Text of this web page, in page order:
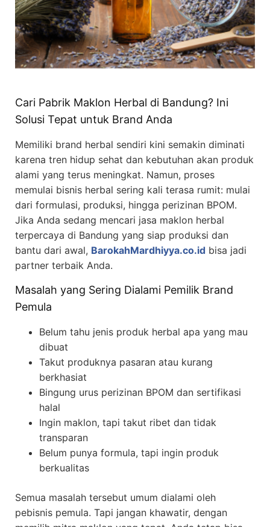
Cari Pabrik Maklon Herbal di Bandung? Ini
Solusi Tepat untuk Brand Anda
Memiliki brand herbal sendiri kini semakin diminati
karena tren hidup sehat dan kebutuhan akan produk
alami yang terus meningkat. Namun, proses
memulai bisnis herbal sering kali terasa rumit: mulai
dari formulasi, produksi, hingga perizinan BPOM.
Jika Anda sedang mencari jasa maklon herbal
terpercaya di Bandung yang siap produksi dan
bantu dari awal, BarokahMardhiyya.co.id bisa jadi
partner terbaik Anda.
Masalah yang Sering Dialami Pemilik Brand
Pemula
Belum tahu jenis produk herbal apa yang mau
dibuat
Takut produknya pasaran atau kurang
berkhasiat
Bingung urus perizinan BPOM dan sertifikasi
halal
Ingin maklon, tapi takut ribet dan tidak
transparan
Belum punya formula, tapi ingin produk
berkualitas
Semua masalah tersebut umum dialami oleh
pebisnis pemula. Tapi jangan khawatir, dengan